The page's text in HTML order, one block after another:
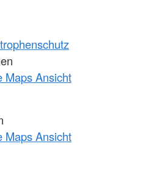
Maps Ansicht
Maps Ansicht